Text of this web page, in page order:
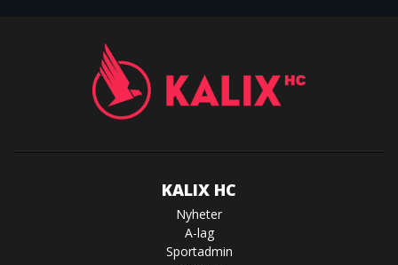
KALIX HC
Nyheter
A-lag
Sportadmin